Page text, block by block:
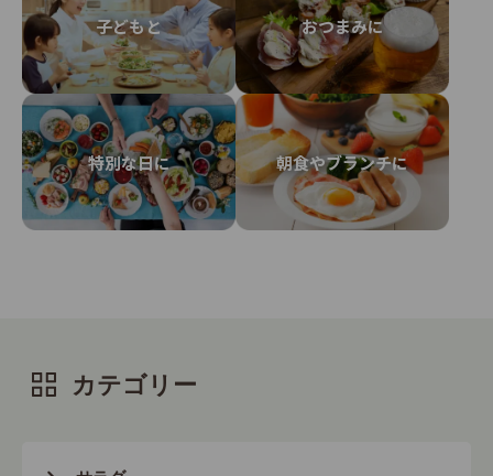
ng?page=1", target="_blank">【トッピング】活用
方法はいろいろ♪</a> ●画像はイメージです。 ●3食
の満足サラダセットは冷蔵品を含むセットのため、配
送可能エリアが限られます。詳細は、ご利用ガイドの
<a
href="https://qummy.kewpie.co.jp/guide/delivery/
area", target="_blank">配送エリア</a>をご確認く
ださい。 全国配送が可能な常温品は、<a
た場合は、パッケージサラダが変更になることがあり
ます。 ●「１０品目のサラダ大根と香る青じそ」の
子どもと おつまみに
特別な日に 朝食やブランチに
カテゴリー